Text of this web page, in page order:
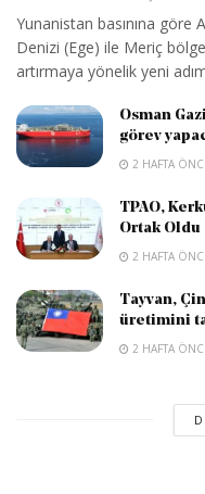
Yunanistan basınına göre
Denizi (Ege) ile Meriç
artırmaya yönelik yeni
Osman
görev
2 HAFTA
TPAO,
Ortak Oldu
2 HAFTA
Tayvan,
üretimini
2 HAFTA